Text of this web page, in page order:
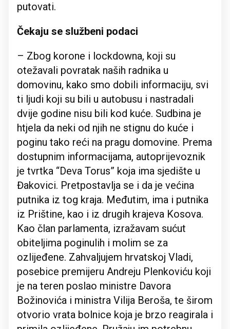
putovati.
Čekaju se službeni podaci
– Zbog korone i lockdowna, koji su
otežavali povratak naših radnika u
domovinu, kako smo dobili informaciju, svi
ti ljudi koji su bili u autobusu i nastradali
dvije godine nisu bili kod kuće. Sudbina je
htjela da neki od njih ne stignu do kuće i
poginu tako reći na pragu domovine. Prema
dostupnim informacijama, autoprijevoznik
je tvrtka “Deva Torus” koja ima sjedište u
Đakovici. Pretpostavlja se i da je većina
putnika iz tog kraja. Međutim, ima i putnika
iz Prištine, kao i iz drugih krajeva Kosova.
Kao član parlamenta, izražavam sućut
obiteljima poginulih i molim se za
ozlijeđene. Zahvaljujem hrvatskoj Vladi,
posebice premijeru Andreju Plenkoviću koji
je na teren poslao ministre Davora
Božinovića i ministra Vilija Beroša, te širom
otvorio vrata bolnice koja je brzo reagirala i